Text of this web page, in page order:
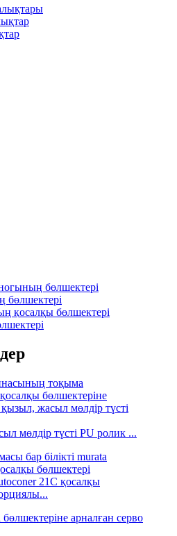
бөлшектері
бөлшектері
қосалқы бөлшектері
мөлдір түсті PU ролик ...
21C қосалқы